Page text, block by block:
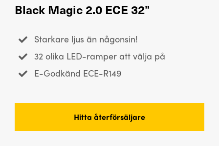
Black Magic 2.0 ECE 32”
Starkare ljus än någonsin!
32 olika LED-ramper att välja på
E-Godkänd ECE-R149
Hitta återförsäljare